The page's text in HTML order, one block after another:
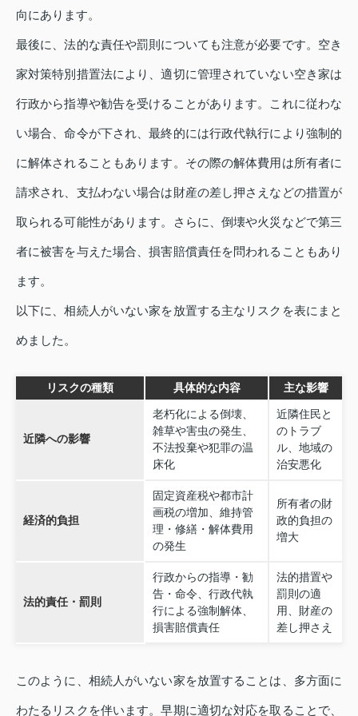
向にあります。
最後に、法的な責任や罰則についても注意が必要です。空き
家対策特別措置法により、適切に管理されていない空き家は
行政から指導や勧告を受けることがあります。これに従わな
い場合、命令が下され、最終的には行政代執行により強制的
に解体されることもあります。その際の解体費用は所有者に
請求され、支払わない場合は財産の差し押さえなどの措置が
取られる可能性があります。さらに、倒壊や火災などで第三
者に被害を与えた場合、損害賠償責任を問われることもあり
ます。
以下に、相続人がいない家を放置する主なリスクを表にまと
めました。
リスクの種類 具体的な内容 主な影響
近隣への影響
老朽化による倒壊、
雑草や害虫の発生、
不法投棄や犯罪の温
床化
近隣住民と
のトラブ
ル、地域の
治安悪化
経済的負担
固定資産税や都市計
画税の増加、維持管
理・修繕・解体費用
の発生
所有者の財
政的負担の
増大
法的責任・罰則
行政からの指導・勧
告・命令、行政代執
行による強制解体、
損害賠償責任
法的措置や
罰則の適
用、財産の
差し押さえ
このように、相続人がいない家を放置することは、多方面に
わたるリスクを伴います。早期に適切な対応を取ることで、